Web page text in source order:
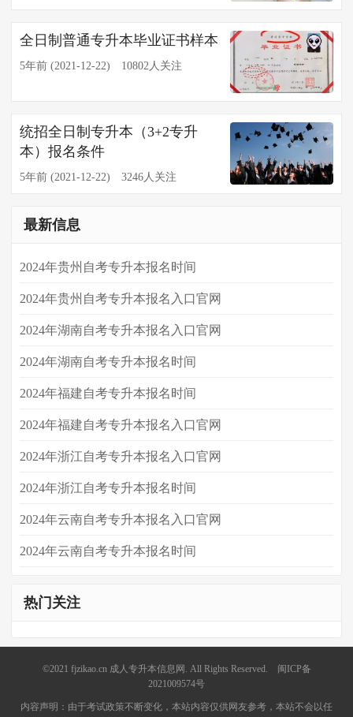
全日制普通专升本毕业证书样本
5年前 (2021-12-22) 10802人关注
统招全日制专升本（3+2专升
本）报名条件
5年前 (2021-12-22) 3246人关注
最新信息
2024年贵州自考专升本报名时间
2024年贵州自考专升本报名入口官网
2024年湖南自考专升本报名入口官网
2024年​湖南自考专升本报名时间
​2024年福建自考专升本报名时间
2024年福建自考专升本报名入口官网
2024年浙江自考专升本报名入口官网
2024年浙江自考专升本报名时间
2024年云南自考专升本报名入口官网
2024年云南自考专升本报名时间
热门关注
©2021 fjzikao.cn成人专升本信息网. All Rights Reserved.
闽ICP备
2021009574号
内容声明：由于考试政策不断变化，本站内容仅供网友参考，本站不会以任